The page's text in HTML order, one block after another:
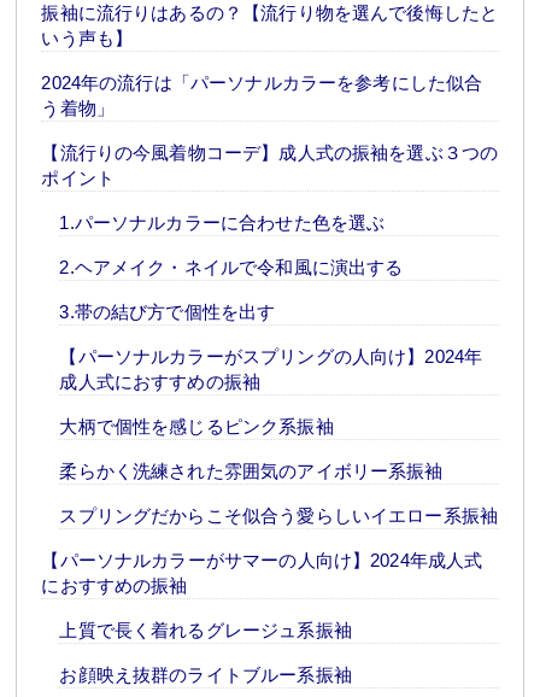
振袖に流行りはあるの？【流行り物を選んで後悔したと
いう声も】
2024年の流行は「パーソナルカラーを参考にした似合
う着物」
【流行りの今風着物コーデ】成人式の振袖を選ぶ３つの
ポイント
1.パーソナルカラーに合わせた色を選ぶ
2.ヘアメイク・ネイルで令和風に演出する
3.帯の結び方で個性を出す
【パーソナルカラーがスプリングの人向け】2024年
成人式におすすめの振袖
大柄で個性を感じるピンク系振袖
柔らかく洗練された雰囲気のアイボリー系振袖
スプリングだからこそ似合う愛らしいイエロー系振袖
【パーソナルカラーがサマーの人向け】2024年成人式
におすすめの振袖
上質で長く着れるグレージュ系振袖
お顔映え抜群のライトブルー系振袖